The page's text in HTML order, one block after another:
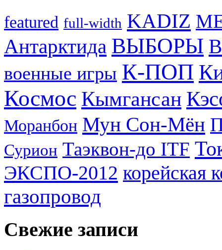
featured full-width KADIZ
Антарктида ВЫБОРЫ
военные игры К-ПОП
Космос Кымгансан
Моранбон Мун Сон-Мён
Сурион Таэквон-до ITF
ЭКСПО-2012 корейская
газопровод
Свежие записи